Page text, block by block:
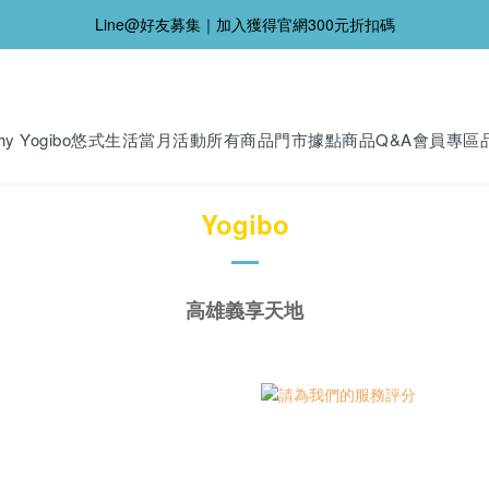
Line@好友募集｜加入獲得官網300元折扣碼
Yogibo悠式生活當月活動所有商品門市據點商品Q&A會員專區
Yogibo
高雄義享天地